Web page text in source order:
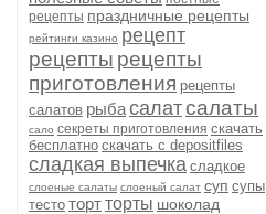
рецепты праздничные рецепты
рейтинги казино рецепт
рецепты рецепты
приготовления рецепты
салатов рыбасалатсалаты
сало секреты приготовления скачать
бесплатно скачать с depositfiles
сладкая выпечка сладкое
слоеные салаты слоеный салат суп супы
тесто тортторты шоколад